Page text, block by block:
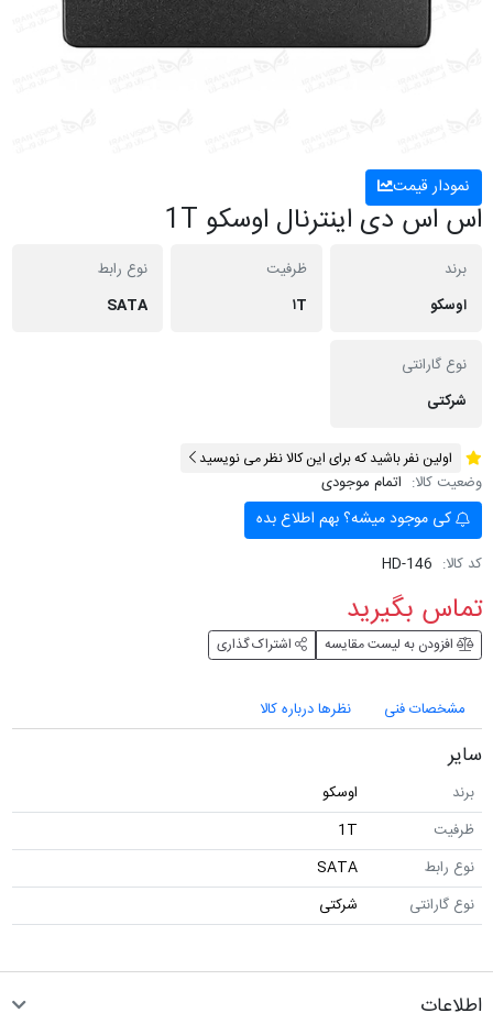
نمودار قیمت
اس اس دی اینترنال اوسکو 1T
برند
اوسکو
ظرفیت
۱T
نوع رابط
SATA
نوع گارانتی
شرکتی
اولین نفر باشید که برای این کالا نظر می نویسید
وضعیت کالا: اتمام موجودی
کی موجود میشه؟ بهم اطلاع بده
کد کالا: HD-146
تماس بگیرید
افزودن به لیست مقایسه اشتراک گذاری
مشخصات فنی نظرها درباره کالا
سایر
برند
اوسکو
ظرفیت
1T
نوع رابط
SATA
نوع گارانتی
شرکتی
اطلاعات